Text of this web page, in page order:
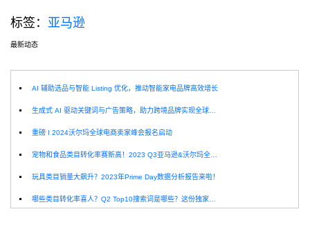
标签： 亚马逊
最新动态
AI 辅助选品与智能 Listing 优化，推动智能家电品牌高效增长
生成式 AI 驱动关键词与广告策略，助力跨境品牌实现全球增长突破
重磅 I 2024沃尔玛全球电商卖家峰会报名启动
宠物和食品类目转化率赛新高！2023 Q3亚马逊&沃尔玛全球电商CPC数据发布！
玩具类目销量大飙升？2023年Prime Day数据分析报告来啦！
哪些类目转化率喜人？Q2 Top10搜索词是哪些？这份独家报告来解答！